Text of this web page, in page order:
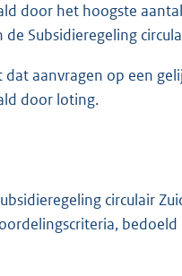
door het hoogste
Subsidieregeling
aanvragen op een
door loting.
circulair